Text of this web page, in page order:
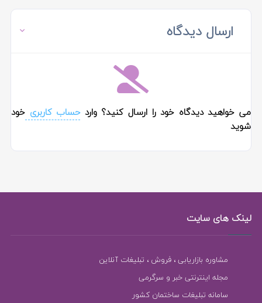
ارسال دیدگاه
می خواهید دیدگاه خود را ارسال کنید؟ واردحساب کاربریخود
شوید
لینک های سایت
مشاوره بازاریابی ، فروش ، تبلیغات آنلاین
مجله اینترنتی خبر و سرگرمی
سامانه تبلیغات ساختمان کشور